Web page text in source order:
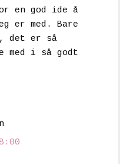
en god ide å
er med. Bare
det er så
med i så godt